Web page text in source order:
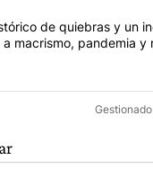
con el título "Récord
de quiebras y un
macrismo, pandemia y